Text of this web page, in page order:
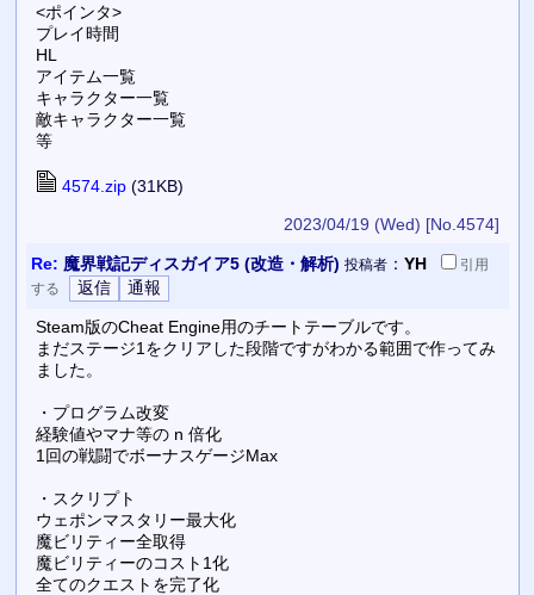
<ポインタ>
プレイ時間
HL
アイテム一覧
キャラクター一覧
敵キャラクター一覧
等
4574.zip(31KB)
2023/04/19 (Wed) [No.4574]
Re: 魔界戦記ディスガイア5 (改造・解析) 投稿者： YH
引用
する
Steam版のCheat Engine用のチートテーブルです。
まだステージ1をクリアした段階ですがわかる範囲で作ってみ
ました。
・プログラム改変
経験値やマナ等の n 倍化
1回の戦闘でボーナスゲージMax
・スクリプト
ウェポンマスタリー最大化
魔ビリティー全取得
魔ビリティーのコスト1化
全てのクエストを完了化